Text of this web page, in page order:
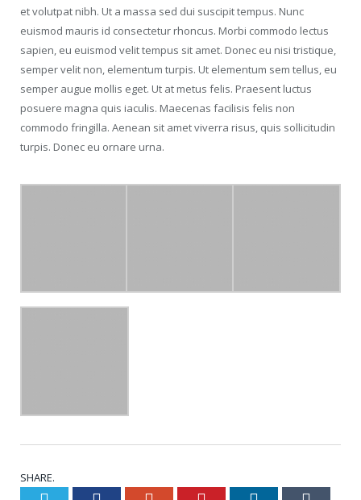
et volutpat nibh. Ut a massa sed dui suscipit tempus. Nunc
euismod mauris id consectetur rhoncus. Morbi commodo lectus
sapien, eu euismod velit tempus sit amet. Donec eu nisi tristique,
semper velit non, elementum turpis. Ut elementum sem tellus, eu
semper augue mollis eget. Ut at metus felis. Praesent luctus
posuere magna quis iaculis. Maecenas facilisis felis non
commodo fringilla. Aenean sit amet viverra risus, quis sollicitudin
turpis. Donec eu ornare urna.
SHARE.